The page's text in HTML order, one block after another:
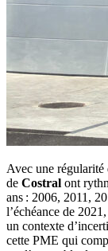
Avec une régularité
de Costral ont
ans : 2006, 2011,
l’échéance de
un contexte
cette PME qui